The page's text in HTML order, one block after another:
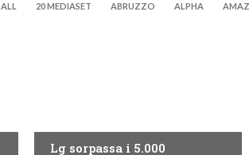
ALL 20 MEDIASET ABRUZZO ALPHA
Lg sorpassa i 5.000